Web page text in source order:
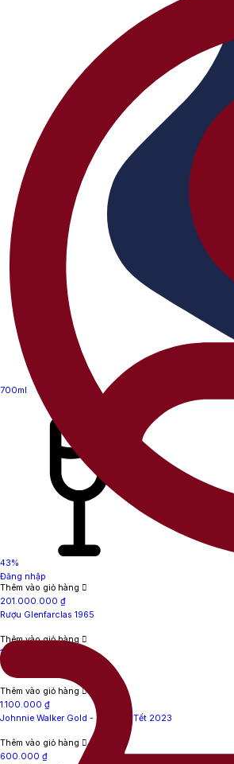
Đăng nhập
700ml
43%
Thêm vào giỏ hàng
201.000.000 ₫
Rượu Glenfarclas 1965
Thêm vào giỏ hàng
1.900.000
Talisker Dark Storm 1L
Thêm vào giỏ hàng
1.100.000 ₫
Johnnie Walker Gold - Hộp quà Tết 2023
Thêm vào giỏ hàng
600.000 ₫